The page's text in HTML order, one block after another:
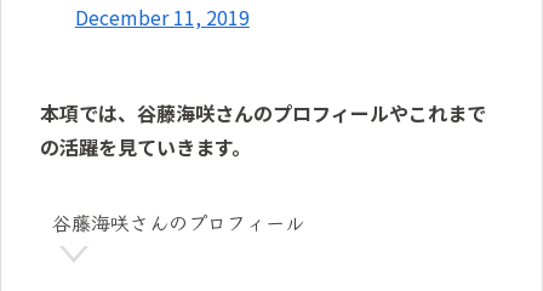
December 11, 2019
本項では、谷藤海咲さんのプロフィールやこれまで
の活躍を見ていきます。
谷藤海咲さんのプロフィール